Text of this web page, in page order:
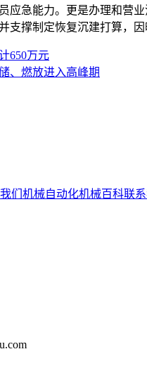
应急能力。更是办理和营
支撑制定恢复沉建打算，
650万元
、燃放进入高峰期
们 机械自动化机械百科联系